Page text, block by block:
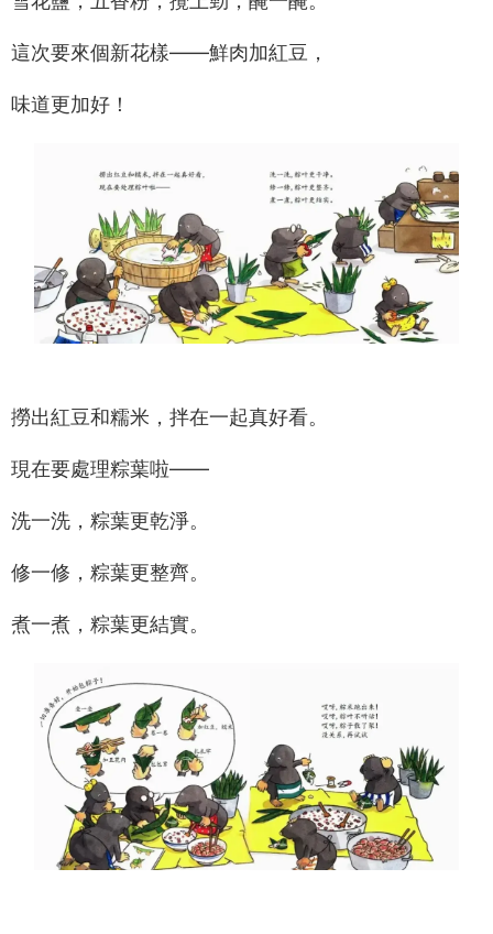
這次要來個新花樣——鮮肉加紅豆，
味道更加好！
撈出紅豆和糯米，拌在一起真好看。
現在要處理粽葉啦——
洗一洗，粽葉更乾淨。
修一修，粽葉更整齊。
煮一煮，粽葉更結實。